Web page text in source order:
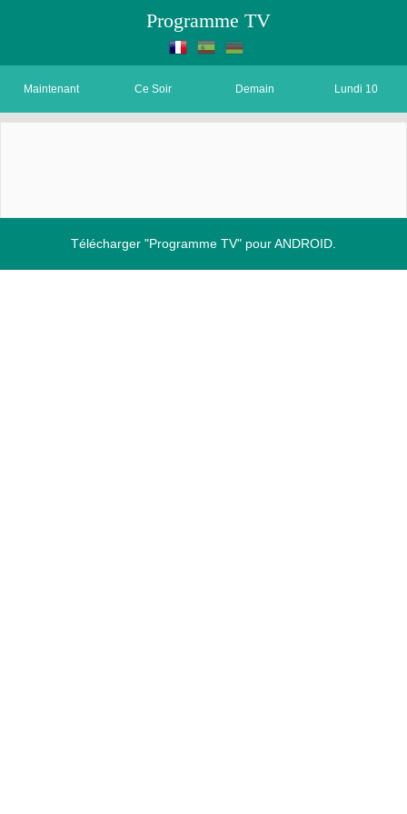
Programme TV
Maintenant Ce Soir Demain Lundi 10
Télécharger "Programme TV" pour ANDROID.